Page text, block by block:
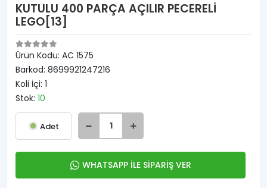
KUTULU 400 PARÇA AÇILIR PECERELİ
LEGO[13]
Ürün Kodu: AC 1575
Barkod: 8699921247216
Koli İçi: 1
Stok: 10
Adet
WHATSAPP İLE SİPARİŞ VER